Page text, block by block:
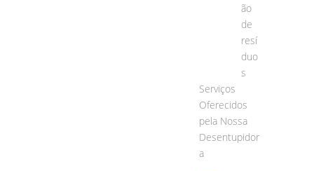
ão
de
resí
duo
s
Serviços
Oferecidos
pela Nossa
Desentupidor
a